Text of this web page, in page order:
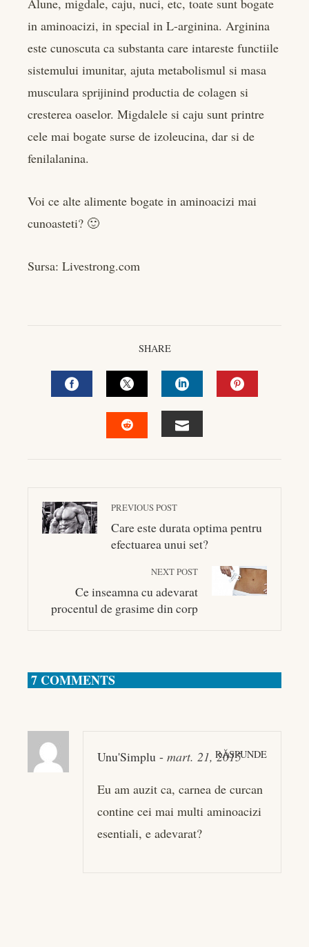
Alune, migdale, caju, nuci, etc, toate sunt bogate
in aminoacizi, in special in L-arginina. Arginina
este cunoscuta ca substanta care intareste functiile
sistemului imunitar, ajuta metabolismul si masa
musculara sprijinind productia de colagen si
cresterea oaselor. Migdalele si caju sunt printre
cele mai bogate surse de izoleucina, dar si de
fenilalanina.
Voi ce alte alimente bogate in aminoacizi mai
cunoasteti? 🙂
Sursa: Livestrong.com
SHARE
FACEBOOKTWITTERLINKEDIN
PREVIOUS POST
Care este durata optima pentru
efectuarea unui set?
NEXT POST
Ce inseamna cu adevarat
procentul de grasime din corp
7 COMMENTS
Unu'Simplu - mart. 21, 2015RĂSPUNDE
Eu am auzit ca, carnea de curcan
contine cei mai multi aminoacizi
esentiali, e adevarat?